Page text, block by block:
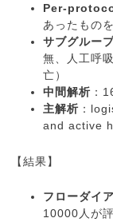
Per-
あったもの
サブグルー
無、人工呼
亡）
中間解析 ：
主解析 ：
and active
【結果】
フローダイ
10000人が